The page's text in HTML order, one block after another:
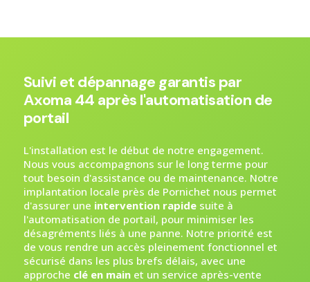
Suivi et dépannage garantis par
Axoma 44 après l'automatisation de
portail
L'installation est le début de notre engagement.
Nous vous accompagnons sur le long terme pour
tout besoin d'assistance ou de maintenance. Notre
implantation locale près de Pornichet nous permet
d'assurer une intervention rapidesuite à
l'automatisation de portail, pour minimiser les
désagréments liés à une panne. Notre priorité est
de vous rendre un accès pleinement fonctionnel et
sécurisé dans les plus brefs délais, avec une
approche clé en mainet un service après-vente